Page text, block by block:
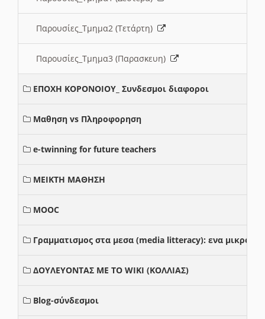
Παρουσίες_Τμημα2 (Τετάρτη)
Παρουσίες_Τμημα3 (Παρασκευη)
ΕΠΟΧΗ ΚΟΡΟΝΟΙΟΥ_ Συνδεσμοι διαφοροι
Μαθηση vs Πληροφορηση
e-twinning for future teachers
ΜΕΙΚΤΗ ΜΑΘΗΣΗ
MOOC
Γραμματισμος στα μεσα (media litteracy): ενα μικρο
ΔΟΥΛΕΥΟΝΤΑΣ ΜΕ ΤΟ WIKI (ΚΟΛΛΙΑΣ)
Blog-σύνδεσμοι